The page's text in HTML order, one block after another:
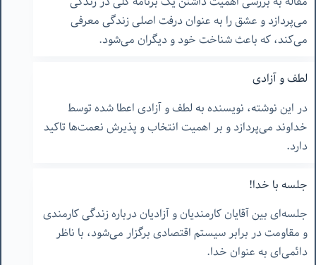
می‌پردازد و عشق را به عنوان درفت اصلی زندگی معرفی
می‌کند، که باعث شناخت خود و دیگران می‌شود.
لطف و آزادی
در این نوشته، نویسنده به لطف و آزادی اعطا شده توسط
خداوند می‌پردازد و بر اهمیت انتخاب و پذیرش نعمت‌ها تاکید
دارد.
جلسه با خدا!
جلسه‌ای بین آقایان کارمندیان و آزادیان درباره زندگی کارمندی
و مقاومت در برابر سیستم اقتصادی برگزار می‌شود، با ناظر
دائمی‌ای به عنوان خدا.